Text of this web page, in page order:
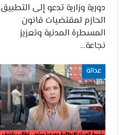
دورية وزارية تدعو إلى التطبيق
الحازم لمقتضيات قانون
المسطرة المدنية وتعزيز
نجاعة…
عدالة